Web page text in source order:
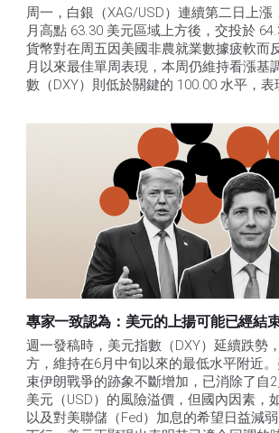
周一，白銀（XAG/USD）連續第二日上漲
月高點 63.30 美元區域上方後，交投於
貨幣對在周五因美國非農就業數據疲軟而
月以來最佳單周表現，本周仍維持看漲基
數（DXY）則低於關鍵的 100.00 水平，表
專家一致認為：美元的上揚可能已經結
週一發稿時，美元指數（DXY）延續跌勢
方，維持在6月中旬以來的最低水平附近
束伊朗戰爭的跡象不斷增加，已消除了自
美元（USD）的風險溢價，但國內因素，
以及對美聯儲（Fed）加息的希望日益減